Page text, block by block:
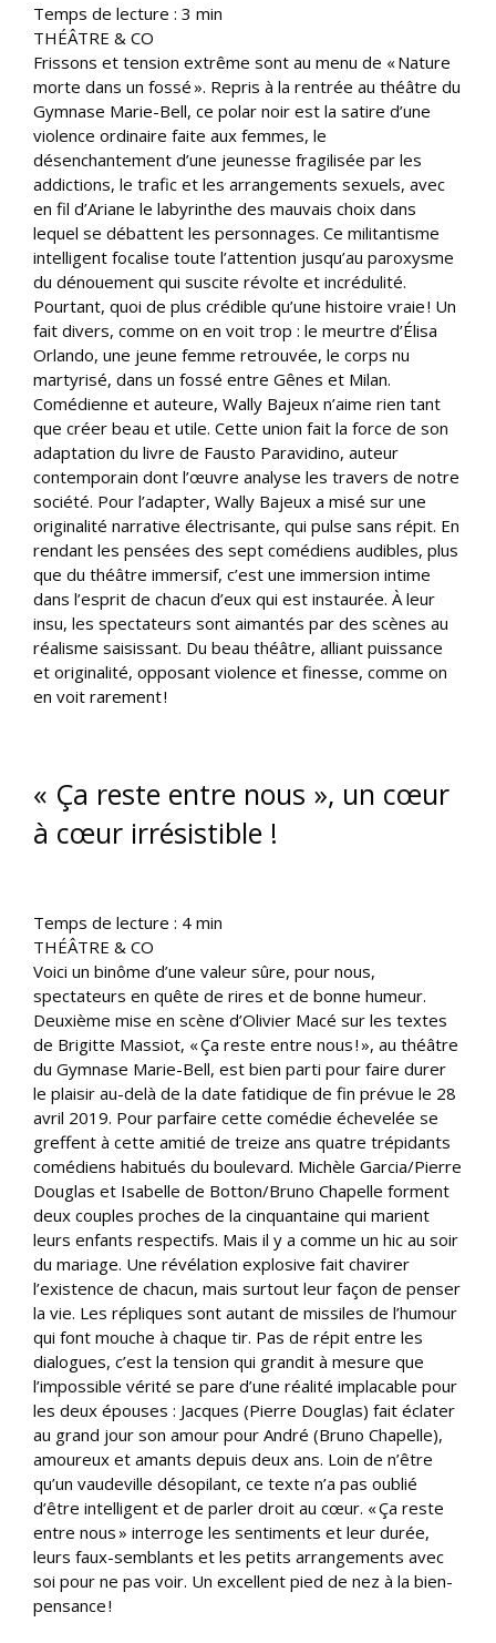
Temps de lecture : 3 min
THÉÂTRE & CO
Frissons et tension extrême sont au menu de « Nature
morte dans un fossé ». Repris à la rentrée au théâtre du
Gymnase Marie-Bell, ce polar noir est la satire d’une
violence ordinaire faite aux femmes, le
désenchantement d’une jeunesse fragilisée par les
addictions, le trafic et les arrangements sexuels, avec
en fil d’Ariane le labyrinthe des mauvais choix dans
lequel se débattent les personnages. Ce militantisme
intelligent focalise toute l’attention jusqu’au paroxysme
du dénouement qui suscite révolte et incrédulité.
Pourtant, quoi de plus crédible qu’une histoire vraie ! Un
fait divers, comme on en voit trop : le meurtre d’Élisa
Orlando, une jeune femme retrouvée, le corps nu
martyrisé, dans un fossé entre Gênes et Milan.
Comédienne et auteure, Wally Bajeux n’aime rien tant
que créer beau et utile. Cette union fait la force de son
adaptation du livre de Fausto Paravidino, auteur
contemporain dont l’œuvre analyse les travers de notre
société. Pour l’adapter, Wally Bajeux a misé sur une
originalité narrative électrisante, qui pulse sans répit. En
rendant les pensées des sept comédiens audibles, plus
que du théâtre immersif, c’est une immersion intime
dans l’esprit de chacun d’eux qui est instaurée. À leur
insu, les spectateurs sont aimantés par des scènes au
réalisme saisissant. Du beau théâtre, alliant puissance
et originalité, opposant violence et finesse, comme on
en voit rarement !
« Ça reste entre nous », un cœur
à cœur irrésistible !
Temps de lecture : 4 min
THÉÂTRE & CO
Voici un binôme d’une valeur sûre, pour nous,
spectateurs en quête de rires et de bonne humeur.
Deuxième mise en scène d’Olivier Macé sur les textes
de Brigitte Massiot, « Ça reste entre nous ! », au théâtre
du Gymnase Marie-Bell, est bien parti pour faire durer
le plaisir au-delà de la date fatidique de fin prévue le 28
avril 2019. Pour parfaire cette comédie échevelée se
greffent à cette amitié de treize ans quatre trépidants
comédiens habitués du boulevard. Michèle Garcia/Pierre
Douglas et Isabelle de Botton/Bruno Chapelle forment
deux couples proches de la cinquantaine qui marient
leurs enfants respectifs. Mais il y a comme un hic au soir
du mariage. Une révélation explosive fait chavirer
l’existence de chacun, mais surtout leur façon de penser
la vie. Les répliques sont autant de missiles de l’humour
qui font mouche à chaque tir. Pas de répit entre les
dialogues, c’est la tension qui grandit à mesure que
l’impossible vérité se pare d’une réalité implacable pour
les deux épouses : Jacques (Pierre Douglas) fait éclater
au grand jour son amour pour André (Bruno Chapelle),
amoureux et amants depuis deux ans. Loin de n’être
qu’un vaudeville désopilant, ce texte n’a pas oublié
d’être intelligent et de parler droit au cœur. « Ça reste
entre nous » interroge les sentiments et leur durée,
leurs faux-semblants et les petits arrangements avec
soi pour ne pas voir. Un excellent pied de nez à la bien-
pensance !